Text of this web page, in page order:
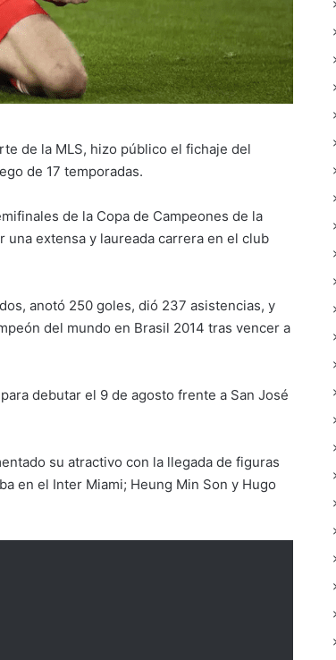
de la MLS, hizo público el fichaje del
de 17 temporadas.
de la Copa de Campeones de la
una extensa y laureada carrera en el club
anotó 250 goles, dió 237 asistencias, y
del mundo en Brasil 2014 tras vencer a
debutar el 9 de agosto frente a San José
su atractivo con la llegada de figuras
en el Inter Miami; Heung Min Son y Hugo